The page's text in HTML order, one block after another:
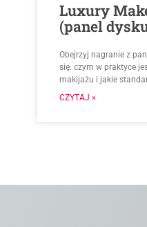
Luxury
(panel
Obejrzyj nagranie z
się: czym w praktyce
makijażu i jakie
CZYTAJ »